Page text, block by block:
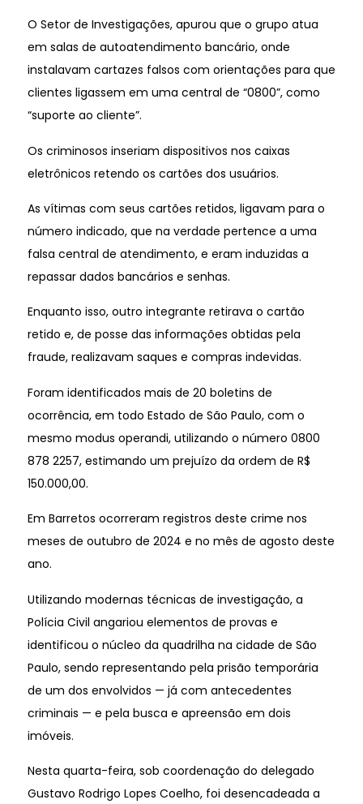
O Setor de Investigações, apurou que o grupo atua
em salas de autoatendimento bancário, onde
instalavam cartazes falsos com orientações para que
clientes ligassem em uma central de “0800”, como
“suporte ao cliente”.
Os criminosos inseriam dispositivos nos caixas
eletrônicos retendo os cartões dos usuários.
As vítimas com seus cartões retidos, ligavam para o
número indicado, que na verdade pertence a uma
falsa central de atendimento, e eram induzidas a
repassar dados bancários e senhas.
Enquanto isso, outro integrante retirava o cartão
retido e, de posse das informações obtidas pela
fraude, realizavam saques e compras indevidas.
Foram identificados mais de 20 boletins de
ocorrência, em todo Estado de São Paulo, com o
mesmo modus operandi, utilizando o número 0800
878 2257, estimando um prejuízo da ordem de R$
150.000,00.
Em Barretos ocorreram registros deste crime nos
meses de outubro de 2024 e no mês de agosto deste
ano.
Utilizando modernas técnicas de investigação, a
Polícia Civil angariou elementos de provas e
identificou o núcleo da quadrilha na cidade de São
Paulo, sendo representando pela prisão temporária
de um dos envolvidos — já com antecedentes
criminais — e pela busca e apreensão em dois
imóveis.
Nesta quarta-feira, sob coordenação do delegado
Gustavo Rodrigo Lopes Coelho, foi desencadeada a